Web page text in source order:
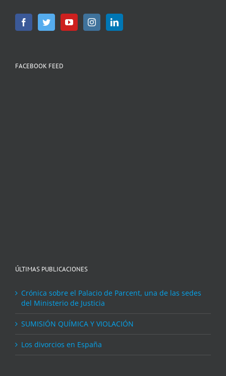
FACEBOOK FEED
ÚLTIMAS PUBLICACIONES
Crónica sobre el Palacio de Parcent, una de las sedes
del Ministerio de Justicia
SUMISIÓN QUÍMICA Y VIOLACIÓN
Los divorcios en España